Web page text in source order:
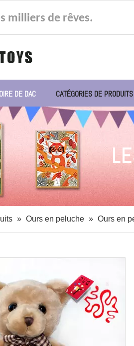
milliers de rêves.
DE DAC CATÉGORIES DE PRODUITS
» Ours en peluche » Ours en